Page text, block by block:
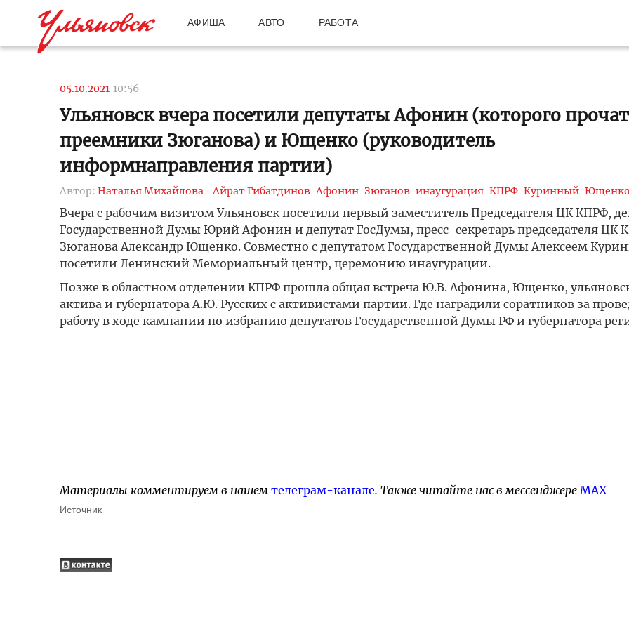
АФИША АВТО РАБОТА
05.10.2021 10:56
Ульяновск вчера посетили депутаты Афонин (которого
преемники Зюганова) и Ющенко (руководитель
информнаправления партии)
Автор: Наталья Михайлова Айрат Гибатдинов Афонин Зюганов инаугурация КПРФ Куринный
Вчера с рабочим визитом Ульяновск посетили первый заместитель Председателя ЦК КПРФ,
Государственной Думы Юрий Афонин и депутат ГосДумы, пресс-секретарь председателя ЦК
Зюганова Александр Ющенко. Совместно с депутатом Государственной Думы Алексеем
посетили Ленинский Мемориальный центр, церемонию инаугурации.
Позже в областном отделении КПРФ прошла общая встреча Ю.В. Афонина, Ющенко,
актива и губернатора А.Ю. Русских с активистами партии. Где наградили соратников за
работу в ходе кампании по избранию депутатов Государственной Думы РФ и губернатора
Материалы комментируем в нашем телеграм-канале. Также читайте нас в мессенджере MAX
Источник